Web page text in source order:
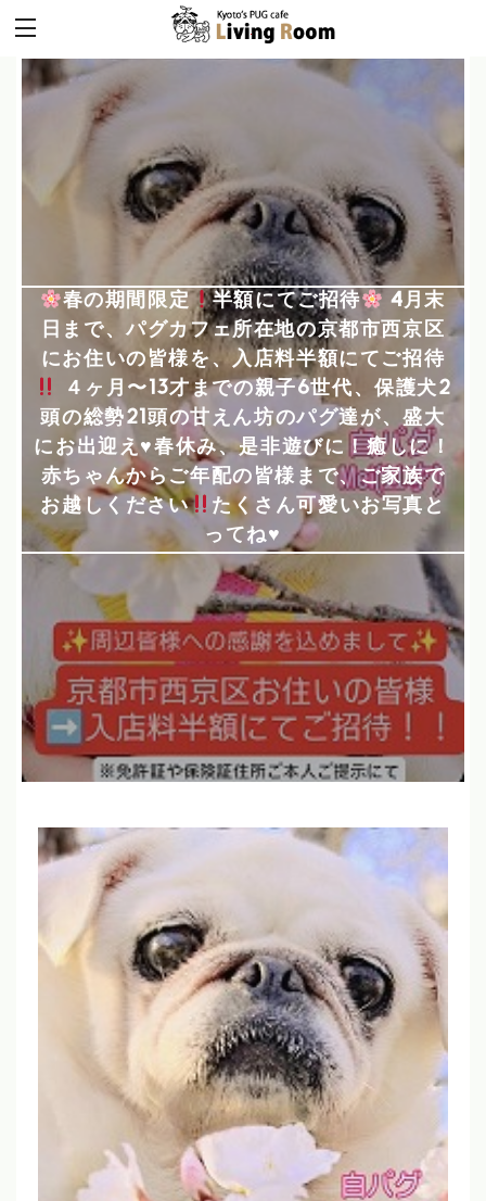
春の期間限定 半額にてご招待
4月末
日まで、パグカフェ所在地の京都市西京区
にお住いの皆様を、入店料半額にてご招待
４ヶ月〜13才までの親子6世代、保護犬2
頭の総勢21頭の甘えん坊のパグ達が、盛大
にお出迎え♥春休み、是非遊びに！癒しに！
赤ちゃんからご年配の皆様まで、ご家族で
お越しください
たくさん可愛いお写真と
ってね♥